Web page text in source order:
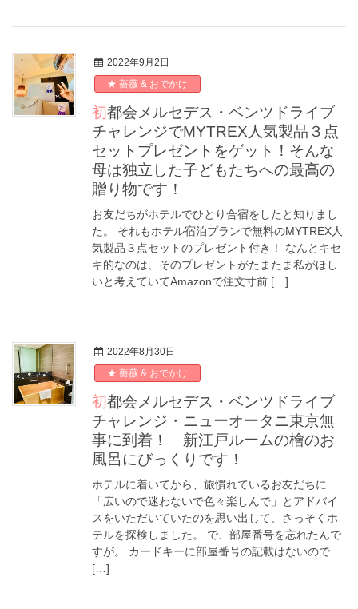
2022年9月2日
★ 薔薇 & おでかけ
初都会メルセデス・ベンツドライブ
チャレンジでMYTREX人気製品３点
セットプレゼントをゲット！そんな
母は独立した子どもたちへの最高の
贈り物です！
お友だちがホテルでひとり合宿をしたと知りまし
た。 それもホテル宿泊プランで無料のMYTREX人
気製品３点セットのプレゼント付き！ なんとキセ
キ的なのは、そのプレゼントがたまたま私がほし
いと考えていてAmazonで注文寸前 […]
2022年8月30日
★ 薔薇 & おでかけ
初都会メルセデス・ベンツドライブ
チャレンジ・ニューオータニ東京無
事に到着！ 新江戸ルームの檜のお
風呂にびっくりです！
ホテルに着いてから、旅慣れているお友だちに
「広いので迷わないで色々楽しんで」とアドバイ
スをいただいていたのを思い出して、さっそくホ
テルを探検しました。 で、部屋番号を忘れたんで
すが。 カードキーに部屋番号の記載はないので
[…]